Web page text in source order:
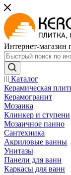
Интернет-магазин
Каталог
Керамическая
Керамогранит
Мозаика
Клинкер и ступени
Мозаичное панно
Сантехника
Акриловые ванны
Унитазы
Панели для ванн
Каркасы для ванн